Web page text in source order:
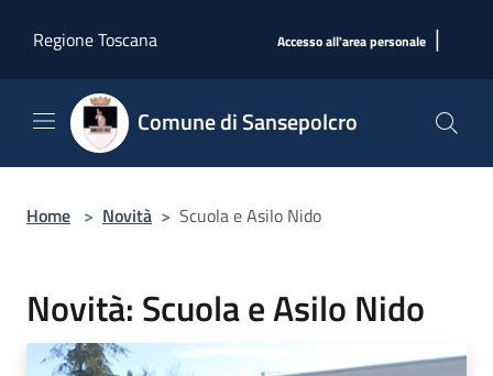
Regione Toscana
Accesso all'area personale |
Comune di Sansepolcro
Home > Novità > Scuola e Asilo Nido
Novità: Scuola e Asilo Nido